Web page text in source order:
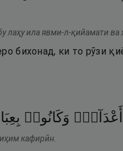
ила явми-л-қийамати ва
бихонад, ки то рӯзи
أَعْدَآءًۭ وَكَانُوا۟
кафирӣн.